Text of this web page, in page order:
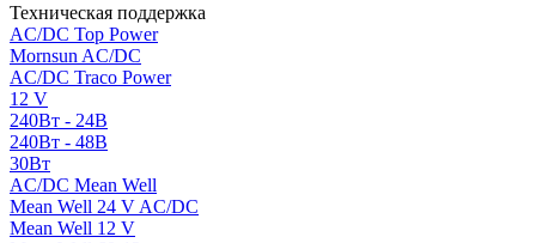
Техническая поддержка
AC/DC Top Power
Mornsun AC/DC
AC/DC Traco Power
12 V
240Вт - 24В
240Вт - 48В
30Вт
AC/DC Mean Well
Mean Well 24 V AC/DC
Mean Well 12 V